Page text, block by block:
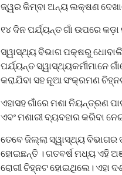
ଜ୍ୱର କିମ୍ବା ଅନ୍ୟ ଲକ୍ଷଣ
୧୪ ଦିନ ପର୍ଯ୍ୟନ୍ତ ଗାଁ ଉପରେ
ସ୍ୱାସ୍ଥ୍ୟ ବିଭାଗ ପକ୍ଷରୁ
ପର୍ଯ୍ୟନ୍ତ ସ୍ୱାସ୍ଥ୍ୟକର୍ମୀମାନେ
କରାଯିବା ସହ ନୂଆ ସଂକ୍ରମଣ
ଏହାସହ ଗାଁରେ ମଶା ନିୟନ୍ତ୍ରଣ
ଏବଂ ମଶାରୀ ବ୍ୟବହାର କରିବା
ତେବେ ଜିଲ୍ଲା ସ୍ୱାସ୍ଥ୍ୟ
ହୋଇଛନ୍ତି । ଗତବର୍ଷ ମଧ୍ୟ ଏହି
ରୋଗୀ ଚିହ୍ନଟ ହୋଇଥିଲେ। ଏହା